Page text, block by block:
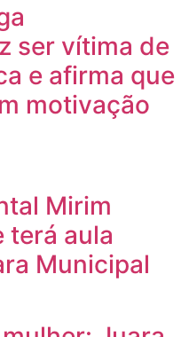
ser vítima de
e afirma que
motivação
Mirim
terá aula
Municipal